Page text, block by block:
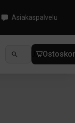
Asiakaspalvelu
UUTUUDET